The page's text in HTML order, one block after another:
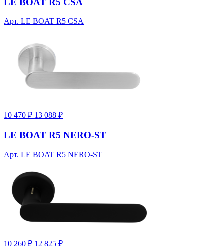
Арт. LE BOAT R5 CSA
10 470 ₽ 13 088 ₽
LE BOAT R5 NERO-ST
Арт. LE BOAT R5 NERO-ST
10 260 ₽ 12 825 ₽